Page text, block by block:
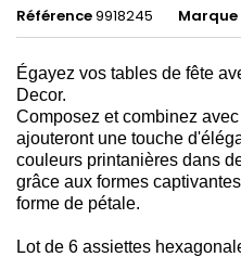
Référence9918245 Marque
Égayez vos tables de fête
Decor.
Composez et combinez
ajouteront une touche
couleurs printanières dans
grâce aux formes
forme de pétale.
Lot de 6 assiettes